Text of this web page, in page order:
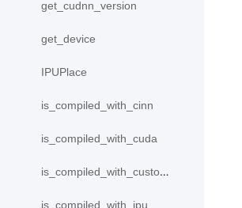
get_cudnn_version
get_device
IPUPlace
is_compiled_with_cinn
is_compiled_with_cuda
is_compiled_with_custom_device
is_compiled_with_ipu